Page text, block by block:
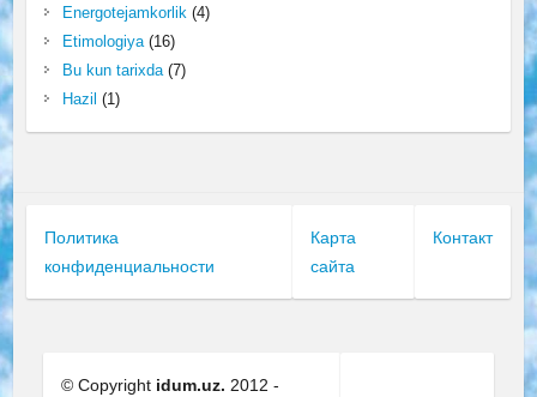
Energotejamkorlik(4)
Etimologiya(16)
Bu kun tarixda(7)
Hazil (1)
Политика
конфиденциальности
Карта
сайта
Контакт
© Copyright idum.uz. 2012 -